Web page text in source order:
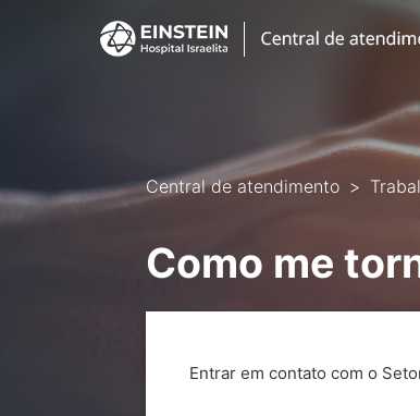
Central de atendimento
Como me
Entrar em contato com o